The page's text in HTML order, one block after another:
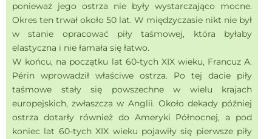
ponieważ jego ostrza nie były wystarczająco mocne.
Okres ten trwał około 50 lat. W międzyczasie nikt nie był
w stanie opracować piły taśmowej, która byłaby
elastyczna i nie łamała się łatwo.
W końcu, na początku lat 60-tych XIX wieku, Francuz A.
Périn wprowadził właściwe ostrza. Po tej dacie piły
taśmowe stały się powszechne w wielu krajach
europejskich, zwłaszcza w Anglii. Około dekady później
ostrza dotarły również do Ameryki Północnej, a pod
koniec lat 60-tych XIX wieku pojawiły się pierwsze piły